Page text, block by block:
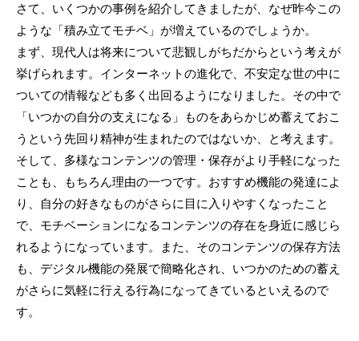
さて、いくつかの事例を紹介してきましたが、なぜ昨今この
ような「積み立てモチベ」が増えているのでしょうか。
まず、現代人は将来について悲観しがちだからという考えが
挙げられます。インターネットの進化で、不安定な世の中に
ついての情報なども多く出回るようになりました。その中で
「いつかの自分の支えになる」ものをあらかじめ蓄えておこ
うという先回り精神が生まれたのではないか、と考えます。
そして、多様なコンテンツの管理・保存がより手軽になった
ことも、もちろん理由の一つです。おすすめ機能の発達によ
り、自分の好きなものがさらに目に入りやすくなったこと
で、モチベーションになるコンテンツの存在を身近に感じら
れるようになっています。また、そのコンテンツの保存方法
も、デジタル機能の発展で簡略化され、いつかのための蓄え
がさらに気軽に行える行為になってきているといえるので
す。